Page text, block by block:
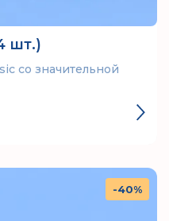
шт.)
со значительной
-40%